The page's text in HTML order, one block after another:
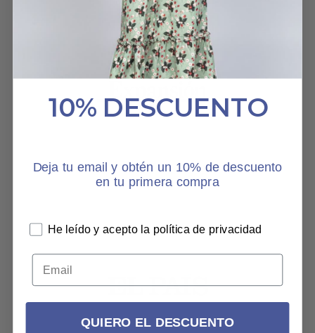
10% DESCUENTO
Deja tu email y obtén un 10% de descuento
en tu primera compra
He leído y acepto la política de privacidad
QUIERO EL DESCUENTO